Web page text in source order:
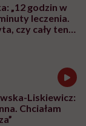
„12 godzin w
leczenia.
czy cały ten
Liskiewicz:
Chciałam